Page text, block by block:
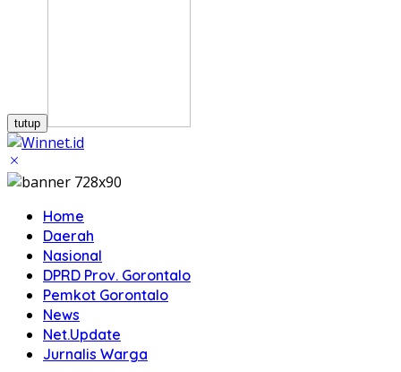
tutup
Home
Daerah
Nasional
DPRD Prov. Gorontalo
Pemkot Gorontalo
News
Net.Update
Jurnalis Warga